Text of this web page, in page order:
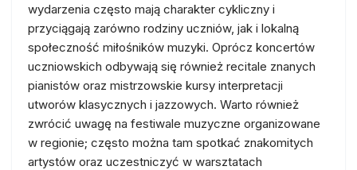
wydarzenia często mają charakter cykliczny i
przyciągają zarówno rodziny uczniów, jak i lokalną
społeczność miłośników muzyki. Oprócz koncertów
uczniowskich odbywają się również recitale znanych
pianistów oraz mistrzowskie kursy interpretacji
utworów klasycznych i jazzowych. Warto również
zwrócić uwagę na festiwale muzyczne organizowane
w regionie; często można tam spotkać znakomitych
artystów oraz uczestniczyć w warsztatach